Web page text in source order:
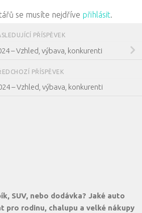
se musíte nejdříve přihlásit
PŘÍSPĚVEK
– Vzhled, výbava, konkurenti
PŘÍSPĚVEK
– Vzhled, výbava, konkurenti
SUV, nebo dodávka? Jaké auto
pro rodinu, chalupu a velké nákupy